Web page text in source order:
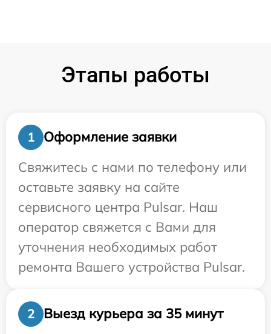
Этапы работы
1
Оформление заявки
Свяжитесь с нами по телефону или
оставьте заявку на сайте
сервисного центра Pulsar. Наш
оператор свяжется с Вами для
уточнения необходимых работ
ремонта Вашего устройства Pulsar.
2
Выезд курьера за 35 минут